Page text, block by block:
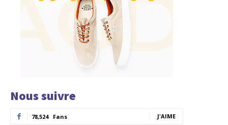
Nous suivre
78,524 Fans J'AIME